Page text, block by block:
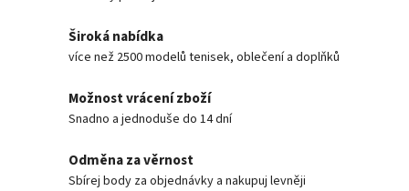
Široká nabídka
více než 2500 modelů tenisek, oblečení a doplňků
Možnost vrácení zboží
Snadno a jednoduše do 14 dní
Odměna za věrnost
Sbírej body za objednávky a nakupuj levněji